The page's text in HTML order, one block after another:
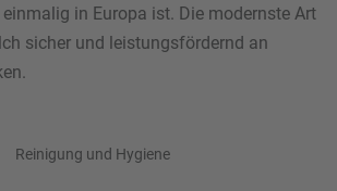
in Europa ist. Die modernste Art
sicher und leistungsfördernd an
Reinigung und Hygiene